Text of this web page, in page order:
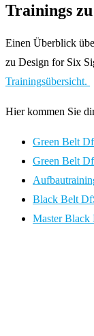
Trainings
Einen Überblick
zu Design for Six
Trainingsübersicht.
Hier kommen Sie
Green Belt
Green Belt
Black Belt
Master Black